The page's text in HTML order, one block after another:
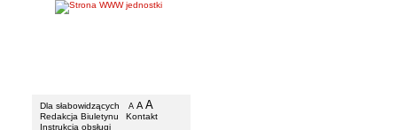
BIP - Urząd Miejski w Lubniewicach
Menu dodatkowe
Dla słabowidzących A pomniejsz czcionkę
A standardowy rozmiar czcionki
A
Redakcja Biuletynu
Kontakt
Instrukcja obsługi